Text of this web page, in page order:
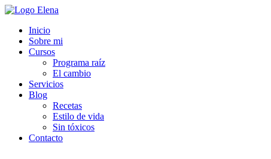
Inicio
Sobre mi
Cursos
Programa raíz
El cambio
Servicios
Blog
Recetas
Estilo de vida
Sin tóxicos
Contacto